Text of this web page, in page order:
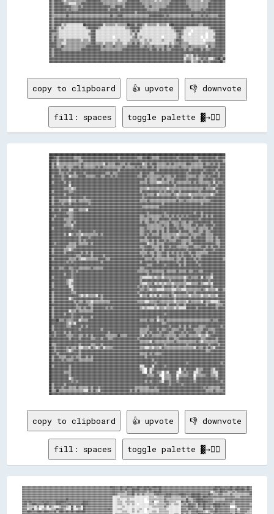
▓▓▒▒▓▓▓▓▓▓▓▓▒▒▒▒░░░░░░▒▒▒▒▓▓▓▓▓▓▓▓▓▓▓▓▓▓▓▓▓▓▒▒▒▒▒▒▒▒▒▒▒▒▒▒▒▒▒▒▓▓▓▓▓▓▓▓▓▓▓▓▓▓▒▒▒▒▒▒▒▒▒▒▒▒▒▒▒▒▒▒▒▒▒▒▓▓▓▓▓▓▓▓▓▓▓▓▓▓▒▒▒▒▒▒▒▒▒▒▒▒▒▒▒▒▒▒▓▓▓▓▓▓▓▓▓▓▓▓▓▓
▓▓▒▒▓▓▓▓▓▓▓▓▓▓▓▓▓▓▒▒▒▒▒▒▓▓▒▒▓▓▓▓▓▓▓▓▓▓▓▓▓▓▓▓▓▓▓▓▓▓▒▒▒▒▓▓▓▓▓▓▒▒▓▓▓▓▓▓▓▓▓▓▓▓▓▓▓▓▒▒▒▒▓▓▒▒▒▒▒▒▒▒▒▒▒▒▓▓▓▓▓▓▓▓▓▓▓▓▓▓▓▓▓▓▒▒▒▒▒▒▒▒▒▒▒▒▒▒▒▒▓▓▓▓▓▓▓▓▓▓▓▓▓▓
▓▓▒▒▓▓▓▓▓▓▓▓▓▓▒▒▓▓▒▒▒▒▒▒▓▓▓▓▓▓▓▓▓▓▓▓▓▓▓▓▓▓▓▓▓▓▓▓▒▒▓▓▓▓▓▓▒▒▓▓▓▓▓▓▓▓▓▓▓▓▓▓▓▓▓▓▓▓▓▓▒▒▒▒▒▒▒▒▒▒▓▓▓▓▓▓▓▓▓▓▓▓▓▓▓▓▓▓▓▓▓▓▓▓▓▓▒▒▒▒▒▒▒▒▓▓▒▒▓▓▓▓▓▓▓▓▓▓▓▓▓▓▓▓
▓▓▒▒▓▓▓▓▓▓▓▓▓▓▓▓▓▓▓▓▓▓▓▓▓▓▓▓▓▓▓▓▓▓▓▓▓▓▓▓▓▓▓▓▓▓▓▓▓▓▓▓▓▓▓▓▓▓▓▓▓▓▓▓▓▓▓▓▓▓▒▒▓▓▓▓▓▓▓▓▓▓▓▓▓▓▓▓▓▓▓▓▓▓▓▓▓▓▓▓▓▓▓▓▓▓▓▓▓▓▓▓▓▓▓▓▓▓▓▓▓▓▓▓▓▓▓▓▓▓▓▓▓▓▓▓▓▓▓▓▓▓▓▓
▓▓▒▒▒▒▒▒▒▒▒▒▒▒▓▓▒▒▒▒▒▒▒▒▒▒▒▒▒▒▒▒▒▒▒▒▒▒▒▒▒▒▒▒▒▒▒▒▒▒▓▓▒▒▒▒▓▓▓▓▒▒▒▒▒▒▒▒▒▒▒▒▒▒▒▒▒▒▒▒▒▒▓▓▓▓▓▓▓▓▓▓▓▓▒▒▓▓▒▒▒▒▒▒▒▒▒▒▒▒▒▒▒▒▒▒▓▓▒▒▒▒▒▒▓▓▒▒▓▓▒▒▒▒▒▒▒▒▓▓▓▓▓▓
▓▓▒▒▓▓▓▓▓▓▓▓▓▓▓▓▓▓▓▓▓▓▓▓▓▓▓▓▓▓▓▓▓▓▓▓▓▓▓▓▓▓▓▓▓▓▓▓▓▓▓▓▓▓▓▓▓▓▓▓▓▓▓▓▓▓▓▓▓▓▓▓▓▓▓▓▓▓▓▓▓▓▓▓▓▓▓▓▓▓▓▓▓▓▓▓▓▓▓▓▓▓▓▓▓▓▓▓▓▓▓▓▓▓▓▓▓▓▓▓▓▓▓▓▓▓▓▓▓▓▓▓▓▓▓▓▓▓▓▓▓▓▓▓
▓▓▒▒▓▓▓▓▓▓▓▓▓▓▓▓▓▓▓▓▓▓▓▓▓▓▓▓▓▓▓▓▓▓▓▓▓▓▓▓▓▓▓▓▓▓▓▓▓▓▓▓▓▓▓▓▓▓▓▓▓▓▓▓▓▓▓▓▓▓▓▓▓▓▓▓▓▓▓▓▓▓▓▓▓▓▓▓▓▓▓▓▓▓▓▓▓▓▓▓▓▓▓▓▓▓▓▓▓▓▓▓▓▓▓▓▓▓▓▓▓▓▓▓▓▓▓▓▓▓▓▓▓▓▓▓▓▓▓▓▓▓▓▓
▓▓▒▒▓▓▓▓▓▓░░▒▒░░░░░░░░░░░░░░██▓▓▓▓▓▓▓▓▓▓▓▓▓▓░░▒▒▒▒▒▒▒▒░░▒▒▒▒▒▒▒▒██▓▓▓▓▒▒▓▓▓▓▒▒░░▒▒▒▒▒▒▒▒░░▒▒▒▒▒▒░░▓▓██▓▓▓▓▓▓▓▓▓▓▓▓▓▓▓▓▓▓▓▓▒▒▒▒▓▓▓▓▓▓▓▓▓▓▓▓▓▓▓▓▓▓
▓▓▒▒▓▓▒▒░░▒▒░░░░░░░░░░░░░░░░░░▒▒▓▓▓▓▓▓▓▓▒▒░░░░░░░░░░░░░░░░░░░░▒▒▒▒▓▓▓▓▓▓▓▓▒▒░░░░░░░░░░░░░░░░░░░░░░░░▒▒▓▓▓▓▓▓▓▓▒▒░░░░░░░░░░░░░░░░░░▒▒▓▓▓▓▓▓▓▓▓▓▓▓
▓▓▓▓▓▓▒▒░░░░░░░░░░░░░░░░░░░░░░░░░░▓▓▓▓░░░░░░░░░░░░░░░░░░░░░░░░░░░░▒▒▓▓▒▒▓▓░░░░░░░░░░░░░░░░░░░░░░░░░░░░▒▒▓▓▓▓▒▒░░░░░░  ░░░░░░░░░░░░░░░░▒▒▓▓▓▓▓▓▓▓
▓▓▒▒▒▒▒▒░░░░░░░░░░░░░░░░░░░░░░░░▒▒▓▓▓▓░░░░░░░░░░░░░░░░░░░░░░░░░░░░▒▒░░▓▓░░░░░░░░░░░░░░░░░░░░░░░░░░░░░░░░▒▒▓▓▒▒░░░░  ░░░░░░░░░░░░  ░░░░░░▓▓▓▓▓▓▓▓
▓▓▒▒▓▓▒▒░░░░░░░░░░░░░░░░░░░░░░░░░░▓▓▓▓░░░░░░░░░░░░░░  ░░░░░░░░░░░░░░▒▒▓▓░░▒▒░░░░░░░░░░░░░░░░  ░░░░░░░░░░▒▒▓▓░░░░░░░░░░░░░░░░  ░░  ░░░░▒▒▓▓▓▓▓▓▓▓
▓▓▒▒▓▓▒▒▒▒▒▒░░▒▒▒▒▒▒▒▒▒▒▒▒░░▒▒▒▒░░▓▓▓▓░░░░░░░░░░░░░░░░░░▒▒░░░░░░░░▒▒▒▒▒▒▒▒░░░░▒▒░░▒▒░░░░░░░░▒▒░░░░░░░░▒▒▓▓▓▓▒▒░░░░░░░░░░░░░░░░  ░░░░░░░░▓▓▓▓▓▓▓▓
▓▓▓▓▓▓▒▒▒▒░░░░▒▒▒▒▒▒▒▒▒▒▒▒▒▒▒▒▒▒▒▒▓▓▓▓▒▒▒▒▒▒░░▒▒▒▒▒▒░░▒▒▒▒▒▒░░░░▒▒▒▒▓▓▒▒▓▓▒▒░░▒▒▒▒░░░░░░░░░░░░░░░░▒▒░░▒▒▒▒▓▓▒▒▒▒▒▒░░░░░░░░░░░░░░▒▒▒▒▒▒▒▒▓▓▓▓▓▓▓▓
▓▓▓▓▓▓▒▒▒▒▓▓▒▒▒▒▒▒▒▒▒▒▒▒▒▒▒▒▒▒▓▓▓▓▓▓▓▓▓▓▓▓▒▒▓▓▒▒▒▒▒▒▓▓▒▒▒▒▒▒▒▒▒▒▓▓▓▓▓▓▓▓▓▓▒▒▒▒▓▓▒▒▒▒▓▓▒▒▒▒▒▒▒▒▓▓▒▒▓▓▒▒▓▓▓▓▓▓▒▒▒▒▒▒▓▓▒▒▒▒▒▒▒▒▒▒▒▒░░▓▓▒▒▒▒▓▓▓▓▓▓▓▓
▓▓▒▒▓▓▓▓▓▓▒▒▒▒▒▒▒▒▒▒▒▒▒▒▒▒▓▓▓▓▓▓▓▓▓▓▓▓▓▓▓▓▒▒▒▒▒▒▒▒▒▒▒▒▒▒▒▒▒▒▓▓▓▓▓▓▓▓▓▓▓▓▓▓▓▓▓▓▓▓▓▓▒▒▓▓▓▓▒▒▓▓▒▒▓▓▒▒▒▒▓▓▓▓▓▓▓▓▓▓▒▒▓▓▒▒▒▒▓▓▓▓▓▓▒▒▓▓▒▒▒▒▓▓▓▓▓▓▓▓▓▓▓▓
▓▓▒▒▓▓▓▓▓▓▓▓▓▓▓▓▓▓▓▓▓▓▓▓▓▓▓▓▓▓▓▓▓▓▓▓▓▓▓▓▓▓▓▓▓▓▓▓▓▓▓▓▓▓▓▓▓▓▓▓▓▓▓▓▓▓▓▓▓▓▓▓▓▓▓▓▓▓▓▓▓▓▓▓▓▓▓▓▓▓▓▓▓▓▓▓▓▓▓▓▓▓▓▓▓▓▓▓▓▓▓▓▓▓▓▓▓▓▓▓▓▓▓▓▓▓▓▓▓▓▓▓▓▓▓▓▓▓▓▓▓▓▓▓
▓▓▒▒▓▓▓▓▓▓▓▓▓▓▓▓▓▓▓▓▓▓▓▓▓▓▓▓▓▓▓▓▓▓▓▓▓▓▓▓▓▓▓▓▓▓▓▓▓▓▓▓▓▓▓▓▓▓▓▓▓▓▓▓▓▓▓▓▓▓▓▓▓▓▓▓▓▓▓▓▓▓▓▓▓▓▓▓▓▓▓▓▓▓▓▓▓▓▓▓▓▓▓▓▓▓▓▓▓▓▒▒░░▒▒░░▓▓▒▒▓▓▓▓▓▓▓▓▓▓▓▓▓▓▓▓▓▓▓▓▒▒
▓▓▓▓▓▓▓▓▓▓▓▓▓▓▓▓▓▓▓▓▓▓▓▓▓▓▓▓▓▓▓▓▓▓▓▓▓▓▓▓▓▓▓▓▓▓▓▓▓▓▓▓▓▓▓▓▓▓▓▓▓▓▓▓▓▓▓▓▓▓▓▓▓▓▓▓▓▓▓▓▓▓▓▓▓▓▓▓▓▓▓▓▓▓▓▓▓▓▓▓▓▓▓▓▓▓▓▓▓▓░░▒▒▒▒░░▒▒░░▒▒▓▓▒▒▓▓░░░░▒▒▓▓██▒▒██
copy to clipboard 👍 upvote 👎 downvote
fill: spaces toggle palette ▓→✊🏽
████████████████████████████████████████████████████████████████████████████████████████████████████████████████████████████████████████████████
████▓▓▒▒▓▓▓▓▓▓▓▓▓▓▓▓▒▒▒▒▒▒▓▓▓▓▓▓▓▓▓▓▓▓▓▓▓▓▓▓▓▓▓▓▓▓▓▓▓▓▓▓▒▒▓▓▓▓▓▓▓▓▓▓▓▓▓▓▒▒▒▒▓▓▓▓██▓▓▒▒▒▒▒▒▓▓▓▓▓▓▓▓▓▓▓▓▓▓▒▒▓▓▓▓▓▓▓▓▓▓▓▓▒▒▒▒▓▓▓▓▓▓▓▓▓▓▓▓▓▓▒▒▓▓▓▓▓▓
██▓▓▓▓▒▒▓▓▓▓▓▓▓▓▓▓▓▓▓▓▓▓▒▒▒▒▓▓▓▓▓▓▓▓▓▓▓▓▓▓▓▓▓▓▓▓▓▓▓▓▓▓▓▓▓▓▓▓▓▓▓▓▓▓▓▓▓▓▓▓▓▓▓▓▓▓▓▓▓▓▓▓▓▓▓▓▓▓▓▓▓▓▓▓▓▓▓▓▓▓▓▓▓▓▓▓▓▓▓▓▓▓▓▓▓▓▓▓▓▓▒▒▓▓▓▓▓▓▓▓▓▓▓▓▓▓▓▓▓▓▒▒
██▒▒▓▓░░▒▒▒▒▒▒▒▒▒▒▒▒▒▒▒▒▒▒▓▓▒▒▒▒▒▒▒▒▒▒▒▒▒▒▒▒░░▓▓▒▒▒▒▒▒▓▓▓▓▒▒▒▒▓▓▒▒▓▓▓▓▓▓▓▓▓▓░░▒▒▓▓▒▒▓▓▓▓▒▒▒▒▒▒▒▒▓▓▒▒▓▓▒▒▒▒▒▒▒▒▒▒▓▓▓▓▒▒▒▒▒▒▒▒▒▒▓▓▒▒▒▒▓▓▒▒▓▓▒▒▓▓▓▓
██▒▒▓▓▒▒▒▒▒▒▓▓▒▒▒▒▒▒▓▓▓▓▒▒▓▓▒▒▒▒▒▒▒▒▒▒▓▓▒▒▓▓▒▒▒▒▒▒▒▒▒▒▒▒▒▒▒▒▓▓▒▒▒▒▒▒▒▒▓▓▒▒▓▓▒▒▒▒▓▓▓▓▒▒▓▓▒▒▒▒▒▒▒▒▒▒▒▒▒▒▒▒▒▒▓▓▒▒▒▒▒▒▒▒▒▒▒▒▒▒▒▒▒▒▓▓▓▓▓▓▓▓▓▓▓▓▒▒▓▓▓▓
██▓▓▓▓▓▓▒▒▓▓▓▓▓▓▒▒▓▓▓▓▓▓▓▓▓▓▓▓▓▓▓▓▓▓▓▓▓▓▓▓▓▓▓▓▓▓▓▓▓▓▓▓▓▓▒▒▓▓▓▓▓▓▓▓▓▓▓▓▓▓▓▓▓▓▓▓▓▓▓▓▓▓▓▓▓▓▒▒▓▓▓▓▓▓▓▓▓▓▓▓▓▓▓▓▓▓▓▓▓▓▓▓▒▒▓▓▓▓▓▓▓▓▓▓▒▒▓▓▓▓▓▓▓▓▒▒▓▓▓▓▓▓
██▓▓▓▓▓▓▒▒▒▒▓▓▒▒▓▓▓▓▒▒▓▓▓▓▓▓▒▒▓▓▓▓▓▓▓▓▓▓▓▓▓▓▓▓▒▒▒▒▓▓▒▒▒▒▓▓▓▓▓▓▓▓▓▓▓▓▓▓▓▓▓▓▒▒▓▓▓▓▓▓▒▒▒▒▓▓▓▓▓▓▓▓▓▓▓▓▓▓▓▓▓▓▓▓▓▓▓▓▓▓▒▒▓▓▓▓▓▓▓▓▓▓▒▒▓▓▓▓▓▓▓▓▒▒▓▓▒▒▓▓▓▓
██▒▒▓▓▓▓▓▓▒▒▓▓▓▓░░▒▒▒▒▒▒▓▓▓▓▓▓▒▒▒▒▒▒▒▒▓▓▓▓▒▒▒▒▓▓▓▓▒▒▓▓▒▒▓▓▓▓▓▓▓▓▓▓▓▓▓▓▓▓▒▒▒▒▓▓▓▓▒▒▒▒▒▒▒▒▒▒▒▒▓▓▒▒▒▒▒▒▓▓▒▒▓▓▓▓▓▓▓▓▒▒▒▒▒▒▒▒▓▓▒▒▒▒▒▒▓▓▒▒▓▓▓▓▓▓▒▒▓▓▓▓
██▓▓▓▓▓▓▓▓▒▒▓▓▓▓▓▓▓▓▓▓▓▓▓▓▓▓▓▓▓▓▓▓▓▓▓▓▓▓▓▓▓▓▓▓▓▓▓▓▓▓▓▓▓▓▓▓▓▓▓▓▓▓▓▓▓▓▓▓▓▓▓▓▓▓▓▓▒▒▓▓▒▒▒▒▒▒▓▓▓▓▒▒▓▓▒▒▒▒▒▒▓▓▓▓▓▓▓▓▓▓▒▒▓▓▓▓▓▓▓▓▒▒▒▒▓▓▓▓▓▓▓▓▒▒▓▓▓▓▓▓▓▓
██▒▒▓▓▓▓▓▓▓▓▒▒▓▓▒▒▓▓▓▓▓▓▓▓▓▓▓▓▓▓▓▓▓▓▓▓▓▓▓▓▓▓▓▓▓▓▓▓▓▓▓▓▓▓▓▓▓▓▓▓▓▓▓▓▓▓▓▓▓▓▓▓▒▒▒▒▒▒▓▓▒▒▒▒▒▒░░░░▒▒▒▒▒▒▓▓▒▒▓▓▒▒▒▒▒▒▒▒▒▒▒▒▓▓▒▒▓▓▒▒▒▒▒▒▒▒▒▒▓▓░░▓▓▒▒▒▒▓▓
██▓▓▓▓▓▓▓▓▓▓▓▓▓▓░░▓▓▓▓▓▓▓▓▓▓▓▓▓▓▓▓▓▓▓▓▓▓▓▓▓▓▓▓▓▓▓▓▓▓▓▓▓▓▓▓▓▓▓▓▓▓▓▓▓▓▓▓▓▓▓▓▓▓▓▓▓▓▓▓▓▓▓▓▓▓▓▓▓▓▓▓▓▓▓▓▓▓▓▓▒▒▓▓▓▓▓▓▓▓▓▓▓▓▓▓▓▓▓▓▓▓▓▓▓▓▓▓▒▒▓▓▓▓▒▒▓▓▓▓▓▓
██▓▓▓▓▓▓▓▓▓▓▒▒▒▒▒▒░░▒▒▓▓▓▓▓▓▓▓▓▓▓▓▓▓▓▓▓▓▓▓▓▓▓▓▓▓▓▓▓▓▓▓▓▓▓▓▓▓▓▓▓▓▓▓▓▓▓▓▓▓▓▓▒▒▒▒▒▒░░▒▒▒▒▒▒▒▒▒▒▒▒▒▒░░▒▒▒▒▒▒▒▒▒▒▒▒▒▒▒▒▒▒▒▒▒▒▒▒▒▒▒▒▓▓▒▒▒▒▒▒░░▓▓▓▓▓▓▓▓
██▒▒▓▓▓▓▓▓▓▓▓▓▓▓▒▒▒▒▓▓▓▓▓▓▓▓▓▓▓▓▓▓▓▓▓▓▓▓▓▓▓▓▓▓▓▓▓▓▓▓▓▓▓▓▓▓▓▓▓▓▓▓▓▓▓▓▓▓▓▓▓▓▒▒▓▓▓▓▓▓▓▓▓▓▓▓▓▓▒▒▓▓▒▒▓▓▓▓▒▒▓▓▓▓▒▒▓▓▓▓▓▓▓▓▓▓▓▓▓▓▒▒▓▓▓▓▓▓▓▓▓▓▓▓▒▒▓▓▓▓▓▓
██▓▓▓▓▓▓▓▓▓▓▒▒▓▓▓▓▓▓▓▓▓▓▓▓▓▓▓▓▓▓▓▓▓▓▓▓▓▓▓▓▓▓▓▓▓▓▓▓▓▓▓▓▓▓▓▓▓▓▓▓▓▓▓▓▓▓▓▓▓▓▓▓▓▓▒▒▓▓▒▒▒▒▒▒▓▓░░▒▒▒▒▒▒▒▒▒▒▓▓▒▒░░▒▒▒▒▒▒▒▒░░▒▒▒▒▒▒▒▒▒▒▒▒▒▒▒▒░░▒▒▓▓▓▓▓▓▓▓
██▒▒▓▓▓▓▓▓▓▓▓▓▓▓▒▒▓▓▓▓▓▓▓▓▓▓▒▒▓▓▓▓▓▓▓▓▓▓▓▓▓▓▓▓▓▓▓▓▓▓▓▓▓▓▓▓▓▓▓▓▓▓▓▓▓▓▓▓▓▓▓▓▓▓▒▒▓▓▓▓▓▓▓▓▓▓▓▓▓▓▓▓▓▓▓▓▓▓▓▓▓▓▒▒▓▓▓▓▓▓▓▓▓▓▒▒▓▓▓▓▓▓▓▓▒▒▓▓▓▓▓▓▓▓▓▓▓▓▓▓▓▓
██▒▒▓▓▓▓▒▒▒▒▒▒▒▒░░▒▒▒▒▓▓▒▒▒▒▒▒▒▒▒▒▓▓▓▓▓▓▓▓▓▓▓▓▓▓▓▓▓▓▓▓▓▓▓▓▓▓▓▓▓▓▓▓▓▓▓▓▓▓▓▓▒▒▒▒▒▒▓▓▒▒▒▒▒▒▒▒▒▒▒▒▒▒▒▒▒▒▒▒▒▒▓▓▒▒▒▒▓▓▒▒▒▒▒▒▒▒▒▒▒▒▒▒▒▒▒▒▒▒▓▓▓▓▓▓▓▓▓▓▓▓
██▒▒▓▓▓▓▓▓▒▒▓▓▓▓▒▒▓▓▓▓▓▓▓▓▓▓▓▓▓▓▒▒▓▓▓▓▓▓▓▓▓▓▓▓▓▓▓▓▓▓▓▓▓▓▓▓▓▓▓▓▓▓▓▓▓▓▓▓▓▓▓▓▓▓▓▓▓▓▓▓▓▓▓▓▓▓▓▓▓▓▒▒▓▓▓▓▓▓▓▓▓▓▓▓▓▓▓▓▓▓▓▓▓▓▓▓▓▓▓▓▓▓▒▒▓▓▓▓▓▓▓▓▓▓▓▓▓▓▓▓▓▓
██▓▓▓▓▓▓▓▓▓▓▓▓▓▓▓▓▓▓▓▓▓▓▓▓▓▓▓▓▓▓▓▓▓▓▓▓▓▓▓▓▓▓▓▓▓▓▓▓▓▓▓▓▓▓▓▓▓▓▓▓▓▓▓▓▓▓▓▓▓▓▓▓▓▓▒▒▒▒▒▒▒▒▒▒▒▒▒▒▓▓▓▓▓▓▓▓▓▓▓▓▓▓▓▓▓▓▓▓▓▓▓▓▓▓▓▓▓▓▓▓▓▓▓▓▓▓▓▓▓▓▓▓▓▓▓▓▓▓▓▓▓▓
██▒▒▓▓▓▓▒▒▓▓▓▓▓▓░░░░▓▓▓▓▒▒▒▒▒▒░░▓▓▓▓▓▓▓▓▓▓▓▓▓▓▓▓▓▓▓▓▓▓▓▓▓▓▓▓▓▓▓▓▓▓▓▓▓▓▓▓▓▓▓▓▓▓▓▓▓▓▓▓▓▓▓▓▓▓▓▓▓▓▓▓▓▓▓▓▓▓▓▓▓▓▓▓▓▓▓▓▓▓▓▓▓▓▓▓▓▓▓▓▓▓▓▓▓▓▓▓▓▓▓▓▓▓▓▓▓▓▓▓
██▓▓▓▓▓▓▓▓▓▓▓▓▒▒▒▒▒▒▓▓▓▓▓▓▓▓▓▓▓▓▓▓▓▓▓▓▓▓▓▓▓▓▓▓▓▓▓▓▓▓▓▓▓▓▓▓▓▓▓▓▓▓▓▓▓▓▓▓▓▓▓▓▓▓▓▓▓▓▒▒▓▓▓▓▓▓▓▓▓▓▓▓▒▒▓▓▓▓▓▓▓▓▓▓▓▓▓▓▓▓▓▓▓▓▓▓▒▒▓▓▓▓▒▒▓▓▓▓▓▓▓▓▓▓▓▓▓▓▓▓▓▓
██▓▓▒▒▓▓▓▓▓▓▓▓▓▓▒▒▒▒▓▓▓▓▓▓▓▓▓▓▓▓▓▓▓▓▓▓▓▓▓▓▓▓▓▓▓▓▓▓▓▓▓▓▓▓▓▓▓▓▓▓▓▓▓▓▓▓▓▓▓▓▓▓▒▒▒▒▓▓▒▒▒▒▒▒▒▒▒▒▒▒▓▓▒▒▒▒▓▓▒▒▓▓▒▒▓▓▒▒▓▓▒▒▓▓▓▓▓▓▓▓▓▓▒▒▓▓▒▒▓▓▒▒▓▓▓▓▓▓▓▓▓▓
██▒▒▓▓▓▓▓▓▓▓▒▒▒▒▒▒▒▒▓▓▓▓▓▓▓▓▓▓▓▓▓▓▓▓▓▓▓▓▓▓▓▓▓▓▓▓▓▓▓▓▓▓▓▓▓▓▓▓▓▓▓▓▓▓▓▓▓▓▓▓▓▓▒▒▒▒▒▒▒▒▓▓▒▒▒▒▒▒▓▓▓▓▓▓▓▓▒▒▓▓▓▓▓▓▒▒▓▓▓▓▓▓▓▓▓▓▓▓▓▓▒▒▓▓▓▓▓▓▓▓▓▓▓▓▓▓▓▓▓▓▓▓
██▓▓▓▓▓▓▓▓▓▓▓▓▒▒▒▒▓▓▒▒▓▓▓▓▓▓▓▓▓▓▓▓▓▓▓▓▓▓▓▓▓▓▓▓▓▓▓▓▓▓▓▓▓▓▓▓▓▓▓▓▓▓▓▓▓▓▓▓▓▓▓▓▒▒▓▓▒▒▒▒▓▓▓▓▒▒▓▓▒▒▒▒▒▒▒▒▓▓▒▒▒▒▒▒▓▓▒▒▒▒▓▓▒▒▒▒▓▓▓▓▓▓▓▓▓▓▓▓▓▓▒▒▓▓▓▓▓▓▓▓▓▓
██▓▓▓▓▓▓▓▓▓▓▒▒▒▒▒▒░░▓▓▓▓▓▓▓▓▓▓▓▓▓▓▓▓▓▓▓▓▓▓▓▓▓▓▓▓▓▓▓▓▓▓▓▓▓▓▓▓▓▓▓▓▓▓▓▓▓▓▓▓▓▓▓▓▓▓▓▓▒▒▒▒▒▒▒▒▒▒▒▒▓▓▒▒▒▒▓▓▓▓▒▒▒▒▓▓▒▒▒▒▒▒▒▒▓▓▓▓▒▒▓▓▓▓▒▒▓▓▓▓▓▓▒▒▓▓▓▓▓▓▓▓
██▒▒▓▓▓▓▓▓▓▓▓▓▓▓▓▓▒▒▓▓▓▓▓▓▓▓▓▓▓▓▓▓▓▓▓▓▓▓▓▓▓▓▓▓▓▓▓▓▓▓▓▓▓▓▓▓▓▓▓▓▓▓▓▓▓▓▓▓▓▓▓▓▒▒▒▒▓▓▒▒▒▒▒▒▒▒▒▒▒▒▒▒▓▓▒▒▓▓▓▓▓▓▒▒▓▓▓▓▒▒▒▒▒▒▒▒▒▒▓▓▒▒▒▒▒▒▒▒▓▓▒▒▓▓▓▓▓▓▓▓▓▓
██▓▓▓▓▓▓▓▓▓▓▓▓▓▓▓▓▓▓▓▓▓▓▒▒▓▓▓▓▓▓▓▓▓▓▒▒▓▓▓▓▓▓▓▓▓▓▓▓▓▓▓▓▓▓▓▓▓▓▓▓▓▓▓▓▓▓▓▓▓▓▓▓▒▒▒▒▓▓▓▓▒▒▓▓▓▓▒▒▓▓▒▒▓▓▒▒▓▓▓▓▓▓▓▓▒▒▓▓▓▓▓▓▒▒▒▒▓▓▓▓▒▒▒▒▓▓▒▒▒▒▓▓▓▓▓▓▓▓▓▓▓▓
██▓▓▓▓▓▓▓▓▓▓▒▒▓▓  ▒▒▓▓▒▒▒▒░░▒▒▒▒▒▒▒▒▒▒▒▒▓▓▒▒▓▓▓▓▓▓▓▓▓▓▓▓▓▓▓▓▓▓▓▓▓▓▓▓▓▓▓▓▓▓▒▒▒▒▓▓▒▒▓▓▒▒▒▒▒▒▓▓▒▒▒▒▒▒▒▒▒▒▒▒░░▒▒▒▒▒▒▒▒▓▓▒▒▒▒▒▒▒▒▓▓▓▓▒▒▒▒▒▒▓▓▓▓▓▓▓▓▓▓
██▓▓▓▓▓▓▓▓▓▓▓▓▓▓▓▓▓▓▓▓▓▓▒▒▓▓▓▓▓▓▒▒▓▓▓▓▓▓▓▓▓▓▓▓▓▓▓▓▓▓▓▓▓▓▓▓▓▓▓▓▓▓▓▓▓▓▓▓▓▓▓▓▓▓▓▓▒▒▓▓▓▓▓▓▓▓▓▓▓▓▒▒▒▒▒▒▒▒▓▓▒▒▒▒▓▓▓▓▓▓▓▓▒▒▓▓▒▒▓▓▓▓▓▓▓▓▒▒▒▒▒▒▓▓▒▒▓▓▓▓▓▓
██▓▓▓▓▓▓▓▓▓▓▓▓▓▓▓▓▓▓▓▓▓▓▒▒▓▓▒▒▓▓▓▓▓▓▓▓▓▓▓▓▓▓▓▓▓▓▓▓▓▓▓▓▓▓▓▓▓▓▓▓▓▓▓▓▓▓▓▓▓▓▓▓▒▒▒▒▒▒▒▒▓▓▒▒▓▓▒▒▓▓▓▓▒▒▓▓▒▒▒▒▒▒▓▓▓▓▒▒▒▒▒▒▒▒▓▓▓▓▓▓▓▓▓▓▓▓▒▒▒▒▒▒▓▓▒▒▒▒▓▓▓▓
██▓▓▒▒▓▓▓▓▓▓▓▓▓▓▒▒▒▒▒▒▓▓▒▒▒▒▒▒▒▒▓▓▒▒▓▓▓▓▓▓▓▓▓▓▓▓▓▓▓▓▓▓▓▓▓▓▓▓▓▓▓▓▓▓▓▓▓▓▓▓▓▓▓▓▓▓▓▓░░▒▒▒▒▓▓▒▒▒▒▒▒▓▓▓▓▓▓▓▓▓▓▓▓▓▓▒▒▒▒▓▓▒▒▒▒▓▓▓▓▓▓▓▓▓▓▓▓▓▓▓▓▓▓▒▒▒▒▓▓▓▓
██▓▓▓▓▓▓▓▓▓▓▓▓▒▒▒▒▒▒▒▒▓▓▓▓▓▓▓▓▓▓▓▓▓▓▓▓▓▓▓▓▓▓▓▓▓▓▓▓▓▓▓▓▓▓▓▓▓▓▓▓▓▓▓▓▓▓▓▓▓▓▓▓▒▒▒▒▓▓▓▓▓▓▒▒▒▒▒▒▓▓▒▒▓▓▓▓▒▒▓▓▓▓▒▒▒▒▒▒▒▒▒▒▓▓▓▓▒▒▒▒▒▒▓▓▓▓▒▒▓▓▒▒▓▓▓▓▒▒▓▓▓▓
██▒▒▓▓▓▓▓▓▓▓▒▒▒▒░░▒▒▓▓▓▓▓▓▓▓▓▓▓▓▓▓▓▓▓▓▓▓▓▓▓▓▓▓▓▓▓▓▓▓▓▓▓▓▓▓▓▓▓▓▓▓▓▓▓▓▓▓▓▓▓▓▓▓▒▒▓▓▓▓▓▓▓▓▒▒▒▒▓▓▒▒▓▓▓▓▓▓▓▓▓▓▓▓▓▓▓▓▓▓▒▒▓▓▓▓▓▓▓▓▓▓▓▓▒▒▓▓▓▓▓▓▒▒▓▓▓▓▓▓▓▓
██▒▒▓▓▓▓▓▓▓▓▒▒▓▓▓▓▓▓▓▓▓▓▓▓▒▒▓▓▒▒▓▓▒▒▓▓▓▓▓▓▓▓▓▓▓▓▓▓▓▓▓▓▓▓▓▓▓▓▓▓▓▓▓▓▓▓▓▓▓▓▓▓▒▒▒▒▒▒▓▓▒▒▒▒▓▓▒▒▒▒▓▓▓▓▒▒▓▓▒▒▓▓▒▒▓▓▒▒▓▓▓▓▒▒▓▓▓▓▒▒▒▒▒▒▒▒▒▒▓▓▓▓▓▓▓▓▓▓▓▓▓▓
██▓▓▓▓▓▓▓▓▓▓▓▓▓▓▓▓▓▓▓▓▒▒▒▒▓▓▓▓▓▓▓▓▒▒▓▓▓▓▓▓▓▓▒▒▓▓▓▓▓▓▓▓▓▓▓▓▓▓▓▓▓▓▓▓▓▓▓▓▓▓▓▓▓▓▒▒▓▓▓▓▓▓▒▒▓▓▒▒▒▒▓▓▓▓▒▒▓▓▓▓▓▓▒▒▓▓▒▒▓▓▓▓▓▓▒▒▓▓▒▒▒▒▓▓▓▓▓▓▓▓▓▓▓▓▓▓▓▓▓▓▓▓
██▒▒▓▓▓▓▓▓▓▓▓▓▓▓▒▒▒▒▒▒▓▓▒▒░░░░▒▒▒▒▒▒▒▒▒▒▓▓▓▓▓▓▒▒▒▒▓▓▓▓▓▓▓▓▓▓▓▓▓▓▓▓▓▓▓▓▓▓▓▓▓▓▓▓▒▒▒▒▒▒▓▓▒▒▒▒▒▒▒▒▒▒▒▒▒▒▒▒▓▓▒▒▒▒▓▓▒▒▓▓▓▓▓▓▒▒▓▓▒▒▓▓▓▓▓▓▓▓▓▓▓▓▓▓▓▓▓▓▒▒
██▓▓▓▓▓▓▓▓▓▓▓▓▒▒▓▓▒▒▓▓▓▓▓▓▓▓▓▓▓▓▓▓▓▓▓▓▓▓▓▓▒▒▓▓▓▓▓▓▓▓▓▓▓▓▓▓▓▓▓▓▓▓▓▓▓▓▓▓▓▓▓▓▒▒▓▓▓▓▓▓▓▓▓▓▓▓▒▒▓▓▓▓▓▓▓▓▓▓▓▓▓▓▒▒▓▓▓▓▒▒▓▓▓▓▓▓▓▓▒▒▓▓▓▓▓▓▓▓▓▓▓▓▓▓▓▓▓▓▓▓▓▓
██▓▓▓▓▓▓▓▓▓▓▓▓▓▓▓▓▓▓▓▓▓▓▓▓▓▓▓▓▓▓▓▓▓▓▓▓▓▓▓▓▓▓▓▓▓▓▓▓▓▓▓▓▓▓▓▓▓▓▓▓▓▓▓▓▓▓▓▓▓▓▓▓▓▓▓▓▓▓▒▒▒▒▓▓▓▓▓▓▓▓▓▓▒▒▓▓▓▓▓▓▓▓▓▓▒▒▓▓▒▒▓▓▓▓▓▓▓▓▓▓▒▒▓▓▓▓▓▓▓▓▓▓▓▓▓▓▓▓▓▓▓▓
██▒▒▓▓▓▓▒▒▒▒▓▓▓▓▒▒▒▒▓▓▓▓▒▒▒▒▒▒▒▒▒▒▓▓▒▒▒▒▒▒▒▒▓▓▓▓▓▓▓▓▓▓▓▓▓▓▓▓▓▓▓▓▓▓▓▓▓▓▓▓▓▓▒▒▒▒▓▓▓▓▓▓▓▓▓▓▓▓▓▓▓▓▓▓▓▓▓▓▓▓▓▓▓▓▓▓▓▓▓▓▓▓▓▓▓▓▓▓▓▓▓▓▓▓▓▓▓▓▓▓▓▓▓▓▓▓▓▓▓▓▓▓
██▓▓▓▓▓▓▓▓▓▓▓▓▓▓▓▓▒▒▓▓▒▒▓▓▓▓▓▓▓▓▓▓▓▓▓▓▓▓▓▓▓▓▓▓▓▓▓▓▓▓▓▓▓▓▓▓▓▓▓▓▓▓▓▓▓▓▓▓▓▓▒▒▒▒▒▒▒▒▒▒▓▓▒▒▒▒▒▒▒▒▒▒▓▓▒▒▒▒▒▒▒▒▓▓▒▒▒▒▒▒▓▓▒▒▒▒▓▓▓▓▒▒▒▒▓▓▓▓▓▓▓▓▓▓▓▓▓▓▓▓▓▓
██▓▓▓▓▓▓▓▓▓▓▒▒▓▓▓▓▒▒▓▓▓▓▓▓▓▓▓▓▓▓▓▓▓▓▓▓▓▓▓▓▓▓▓▓▓▓▓▓▓▓▓▓▓▓▓▓▓▓▓▓▓▓▓▓▓▓▓▓▓▓▓▓▓▓▓▓▓▓▒▒▓▓▓▓▓▓▓▓▓▓▒▒▓▓▓▓▓▓▓▓▓▓▓▓▓▓▓▓▓▓▓▓▓▓▓▓▓▓▓▓▓▓▓▓▓▓▓▓▓▓▒▒▓▓▓▓▓▓▓▓▓▓
██▒▒▓▓▓▓▓▓▓▓▓▓▓▓▓▓▒▒▓▓▓▓▓▓▓▓▓▓▓▓▓▓▓▓▓▓▓▓▓▓▓▓▓▓▓▓▓▓▓▓▓▓▓▓▓▓▓▓▓▓▓▓▓▓▓▓▓▓▓▓▓▓▒▒░░░░░░░░▒▒░░▒▒▒▒░░▒▒▒▒▒▒▒▒▒▒▒▒▒▒▒▒░░▒▒▓▓▒▒▒▒▒▒▓▓░░▓▓▒▒▒▒░░▓▓▓▓▓▓▓▓▓▓
██▓▓▓▓▓▓▓▓▓▓▓▓▒▒░░░░▓▓▓▓▓▓▓▓▓▓▓▓▓▓▓▓▓▓▓▓▓▓▓▓▓▓▓▓▓▓▓▓▓▓▓▓▓▓▓▓▓▓▓▓▓▓▓▓▓▓▓▓▓▓▒▒▓▓▓▓▓▓▓▓▓▓▓▓▓▓▓▓▓▓▓▓▓▓▒▒▓▓▓▓▓▓▓▓▓▓▒▒▓▓▓▓▓▓▓▓▓▓▓▓▓▓▓▓▓▓▒▒▓▓▓▓▓▓▓▓▓▓▓▓
██▒▒▓▓▓▓▓▓▓▓▓▓▒▒░░▒▒▓▓▓▓▓▓▓▓▓▓▓▓▓▓▓▓▓▓▓▓▓▓▓▓▓▓▓▓▓▓▓▓▓▓▓▓▓▓▓▓▓▓▓▓▓▓▓▓▓▓▓▓▓▓▒▒░░░░▒▒▒▒▓▓░░▒▒░░▒▒░░▒▒▒▒░░▒▒▒▒▒▒▒▒▒▒░░░░▒▒▒▒▒▒▓▓▒▒░░░░▒▒░░▓▓▓▓▓▓▓▓▓▓
██▒▒▓▓▓▓▓▓▓▓▓▓▓▓░░░░▓▓▓▓▓▓▓▓▓▓▓▓▓▓▓▓▓▓▓▓▓▓▓▓▓▓▓▓▓▓▓▓▓▓▓▓▓▓▓▓▓▓▓▓▓▓▓▓▓▓▓▓▒▒▓▓▒▒▓▓▒▒▓▓▓▓▓▓▓▓▓▓▒▒▓▓▓▓▓▓▒▒▓▓▒▒▓▓▓▓▒▒▓▓▓▓▓▓▓▓▓▓▓▓▓▓▓▓▓▓▓▓▒▒▓▓▓▓▓▓▓▓▓▓
██▓▓▓▓▓▓▓▓▓▓▓▓▓▓▓▓░░▓▓▓▓▓▓▓▓▓▓▓▓▓▓▓▓▓▓▓▓▓▓▓▓▓▓▓▓▓▓▓▓▓▓▓▓▓▓▓▓▓▓▓▓▓▓▓▓▓▓▓▓▓▓▒▒▒▒▓▓▒▒░░▒▒▒▒░░░░░░▒▒▒▒▒▒░░░░▒▒▒▒░░░░▒▒▒▒▒▒▒▒▒▒▒▒▓▓▒▒░░▒▒▒▒▒▒░░▓▓▓▓▒▒
██▒▒▓▓▓▓▓▓▓▓▓▓▓▓▓▓▒▒▒▒▓▓▓▓▓▓▓▓▓▓▓▓▓▓▓▓▓▓▓▓▓▓▓▓▓▓▓▓▓▓▓▓▓▓▓▓▓▓▓▓▓▓▓▓▓▓▓▓▓▓▒▒▓▓▓▓▓▓▓▓▓▓▓▓▓▓▓▓▓▓▓▓▓▓▓▓▓▓▒▒▓▓▓▓▓▓▓▓▓▓▒▒▓▓▓▓▒▒▓▓▓▓▓▓▓▓▓▓▓▓▓▓▓▓▓▓▓▓▓▓▓▓
██▒▒▓▓▓▓▓▓▓▓▓▓▓▓▓▓▓▓▓▓▓▓▒▒░░▒▒░░▒▒▒▒▒▒░░▓▓▒▒▓▓▓▓▓▓▓▓▓▓▓▓▓▓▓▓▓▓▓▓▓▓▓▓▓▓▓▓▓▓░░▒▒▒▒▓▓░░▒▒░░▓▓░░▒▒▒▒▒▒▓▓▒▒░░▒▒▒▒▒▒▒▒▒▒░░▒▒▒▒▒▒▒▒░░▒▒▒▒░░▒▒▒▒░░▓▓▓▓▓▓
██▒▒▓▓▓▓▓▓▓▓▓▓▓▓░░▒▒▓▓▓▓▓▓▓▓▓▓▓▓▓▓▓▓▓▓▓▓▓▓▒▒▓▓▓▓▓▓▓▓▓▓▓▓▓▓▓▓▓▓▓▓▓▓▓▓▓▓▓▓▓▓▓▓▓▓▓▓▓▓▓▓▓▓▓▓▓▓▓▓▓▓▓▓▓▓▓▓▓▓▒▒▓▓▓▓▓▓▓▓▓▓▓▓▓▓▓▓▓▓▓▓▓▓▓▓▓▓▓▓▓▓▓▓▓▓▓▓▓▓▓▓
██▒▒▓▓▓▓▓▓▓▓▓▓▓▓▓▓▓▓▒▒▓▓▒▒▒▒▓▓▒▒▒▒░░▒▒▒▒▒▒▒▒▒▒▒▒▒▒▓▓▓▓▓▓▓▓▓▓▓▓▓▓▓▓▓▓▓▓▓▓▒▒▒▒▒▒░░░░▒▒▒▒▒▒▓▓▒▒▒▒▒▒▒▒▒▒▒▒░░▒▒▒▒▒▒▒▒░░▓▓▒▒▒▒▒▒▒▒░░▓▓▒▒▒▒░░░░░░▒▒▓▓▓▓
██▓▓▓▓▓▓▓▓▓▓▓▓▓▓▓▓▓▓▓▓▒▒▓▓▓▓▓▓▓▓▒▒▒▒▓▓▓▓▓▓▓▓▓▓▓▓▓▓▓▓▓▓▓▓▓▓▓▓▓▓▓▓▓▓▓▓▓▓▓▓▓▓▓▓▓▓▓▓▓▓▓▓▓▓▒▒▓▓▓▓▓▓▓▓▒▒▓▓▓▓▓▓▒▒▓▓▓▓▒▒▓▓▓▓▓▓▓▓▓▓▓▓▓▓▓▓▒▒▓▓▓▓▓▓▒▒▒▒▒▒▓▓
██▒▒▓▓▓▓▓▓▓▓▓▓▓▓▓▓▓▓▓▓▒▒▒▒▓▓▒▒▓▓▓▓▒▒▓▓▓▓▓▓▓▓▓▓▒▒▓▓▒▒▓▓▓▓▓▓▓▓▓▓▓▓▓▓▓▓▓▓▓▓▓▓▒▒░░▒▒░░░░░░▒▒░░▒▒▒▒░░▒▒▒▒▒▒░░▒▒░░░░░░▓▓▓▓▓▓▓▓▒▒▓▓▓▓▓▓▓▓▓▓▓▓▓▓▒▒▓▓▓▓▓▓
██▒▒▓▓▓▓▓▓▓▓▓▓▓▓░░▒▒▒▒▓▓▒▒▒▒▒▒▒▒▒▒▒▒▓▓▓▓▓▓▓▓▓▓▓▓▓▓▓▓▓▓▓▓▓▓▓▓▓▓▓▓▓▓▓▓▓▓▓▓▓▓▓▓▓▓▓▓▓▓▓▓▓▓▓▓▓▓▓▓▓▓▓▓▓▓▓▓▓▓▓▓▓▓▓▓▓▓▓▓▓▓▓▓▓▓▓▓▓▓▓▓▓▓▓▓▓▓▓▓▓▓▓▓▓▓▓▓▓▓▓▓
██▒▒▓▓▓▓▓▓▓▓▒▒▓▓▓▓▒▒▓▓▓▓▓▓▓▓▓▓▓▓▓▓▓▓▓▓▓▓▓▓▓▓▓▓▓▓▓▓▓▓▓▓▓▓▓▓▓▓▓▓▓▓▓▓▓▓▓▓▓▓▓▓▓▓▓▓▓▓▓▓▓▓▓▓▓▓▓▓▓▓▓▓▒▒▓▓▓▓▓▓▓▓▓▓▓▓▓▓▓▓▓▓▓▓▓▓▓▓▓▓▓▓▓▓▓▓▓▓▓▓▓▓▓▓▓▓▓▓▓▓▓▓
██▒▒▓▓▓▓▓▓▓▓▓▓▓▓▓▓▒▒▓▓▓▓▓▓▒▒▓▓▓▓▓▓▒▒▓▓▓▓▓▓▓▓▓▓▓▓▓▓▓▓▓▓▓▓▓▓▓▓▓▓▓▓▓▓▓▓▓▓▓▓▓▓▓▓▓▓▓▓▓▓▓▓▓▓▓▓▒▒▓▓▓▓▓▓▓▓▓▓▓▓▓▓▓▓▓▓▓▓▓▓▓▓▓▓▓▓▓▓▓▓▓▓▓▓▓▓▓▓▓▓▓▓▓▓▓▓▓▓▓▓▓▓
██▓▓▓▓██▒▒▒▒▓▓▒▒▒▒▒▒▓▓▓▓░░▒▒▒▒▒▒▓▓▓▓▓▓▓▓▓▓▓▓▓▓▓▓▓▓▓▓▓▓▓▓▓▓▓▓▓▓▓▓▓▓▓▓▓▓▓▓▓▓▒▒▒▒▒▒▓▓▒▒▒▒▓▓░░▒▒▒▒▓▓▒▒▒▒▒▒▒▒▒▒▒▒▒▒▒▒▒▒▒▒▒▒▒▒▒▒▒▒▒▒▒▒▒▒▒▒▓▓▒▒▒▒▓▓▓▓▓▓
██▓▓▓▓▓▓▓▓▓▓▓▓▒▒░░▒▒░░▓▓▓▓▓▓▓▓▓▓▓▓▓▓▓▓▓▓▓▓▓▓▓▓▓▓▓▓▓▓▓▓▓▓▓▓▓▓▓▓▓▓▓▓▓▓▓▓▓▓▓▓▓▓▓▓▓▓▓▓▓▓▓▓▓▓▓▓▓▓▒▒▒▒▓▓▓▓▓▓▓▓▓▓▓▓▓▓▓▓▓▓▓▓▓▓▓▓▓▓▓▓▓▓▓▓▓▓▓▓▓▓▓▓▓▓▓▓▓▓▓▓
██▒▒▓▓▓▓▓▓▓▓▓▓▒▒▒▒▓▓▓▓▓▓▓▓▒▒▓▓▒▒▓▓▓▓▓▓▓▓▓▓▓▓▓▓▓▓▓▓▓▓▓▓▓▓▓▓▓▓▓▓▓▓▓▓▓▓▓▓▓▓▓▓▓▓▓▓▓▓▒▒▓▓▓▓▓▓▓▓▓▓▓▓▓▓▓▓▒▒▓▓▓▓▓▓▒▒▓▓▒▒▓▓▒▒▓▓▓▓▓▓▒▒▒▒▒▒▓▓▓▓▓▓▓▓▓▓▓▓▒▒▓▓
██▒▒▓▓▓▓▓▓▓▓▓▓▓▓▓▓▓▓▓▓▓▓▒▒▓▓▓▓▓▓▓▓▓▓▓▓▓▓▓▓▒▒▓▓▓▓▓▓▓▓▓▓▓▓▓▓▓▓▓▓▓▓▓▓▓▓▓▓▓▓▓▓▒▒▒▒▒▒▒▒▓▓▓▓▓▓▒▒▓▓▒▒▒▒▓▓▓▓▒▒▒▒▒▒▓▓▓▓▒▒▓▓▓▓▓▓▒▒▒▒▒▒▒▒▓▓▓▓▒▒▒▒▒▒▓▓▓▓▓▓▓▓
██▓▓▒▒▓▓▓▓▓▓▒▒▓▓▒▒▓▓▓▓▓▓▓▓▓▓▓▓▓▓▓▓▓▓▓▓▓▓▓▓▓▓▓▓▓▓▒▒▓▓▓▓▓▓▓▓▓▓▓▓▓▓▓▓▓▓▓▓▓▓▓▓▒▒▒▒▒▒▓▓▒▒▓▓▓▓▓▓▒▒▓▓▓▓▓▓▒▒▒▒▓▓▓▓▓▓▒▒▓▓▒▒▓▓▓▓▓▓▒▒▒▒▓▓▓▓▒▒▓▓▓▓▒▒▓▓▓▓▓▓▓▓
▓▓▓▓▒▒▓▓▓▓▓▓▓▓▒▒▒▒▒▒▓▓▓▓▒▒▒▒▓▓▒▒▓▓▒▒▓▓▓▓▓▓▓▓▓▓▒▒▒▒▒▒▒▒▒▒██▒▒▒▒▒▒▓▓▓▓▓▓▓▓▓▓▒▒░░▓▓▒▒▓▓▒▒▒▒▒▒▒▒▓▓▒▒▒▒▒▒▒▒▒▒▓▓▒▒▒▒▒▒▓▓▒▒▒▒▒▒▒▒░░▒▒▒▒░░▒▒▓▓▓▓▓▓▓▓▓▓▓▓
██▓▓▓▓▓▓▓▓▓▓▓▓▓▓▒▒▓▓▓▓▓▓▒▒▓▓▓▓▓▓▓▓▒▒▒▒▓▓▓▓▒▒▓▓▓▓▒▒▒▒▓▓▓▓▓▓▓▓▓▓▓▓▓▓▓▓▓▓▓▓▒▒▓▓▓▓▓▓▓▓▓▓▓▓▓▓▓▓▓▓▓▓▓▓▒▒▓▓▓▓▒▒▒▒▓▓▓▓▓▓▓▓▓▓▓▓▓▓▓▓▓▓▒▒▒▒▓▓▓▓▓▓▓▓▒▒▓▓▓▓▓▓
██▓▓▓▓▓▓▓▓▓▓▓▓▓▓▓▓▓▓▓▓▓▓▓▓▓▓▓▓▓▓▓▓▓▓▓▓▓▓▓▓▓▓▓▓▓▓▓▓▓▓▓▓▓▓▓▓▓▓▓▓▓▓▓▓▓▓▓▓▓▓▓▓▒▒▒▒▒▒▒▒░░▓▓▒▒▒▒▒▒▒▒▒▒▒▒▒▒▒▒▓▓▒▒▒▒▒▒▒▒▒▒▒▒▒▒▒▒▓▓▒▒░░▒▒▒▒▒▒▒▒▒▒▒▒▓▓▓▓▓▓
██▒▒▒▒▓▓▓▓▓▓▓▓▓▓▓▓▓▓▓▓▓▓▒▒▓▓▓▓▓▓▓▓▒▒▒▒▓▓▓▓▒▒▓▓▓▓▓▓▓▓▓▓▓▓▓▓▓▓▓▓▓▓▓▓▓▓▓▓▓▓▓▓▓▓▓▓▓▓▓▓▓▓▓▓▓▓▓▓▓▓▓▓▒▒▓▓▓▓▓▓▓▓▓▓▓▓▓▓▓▓▒▒▓▓▓▓▓▓▓▓▓▓▓▓▓▓▓▓▒▒▓▓▓▓▓▓▒▒▓▓▓▓
██▓▓▒▒▓▓▓▓▓▓▓▓▒▒▓▓▒▒▒▒▓▓░░░░▒▒▒▒░░▓▓▒▒░░▒▒▓▓░░▒▒▒▒▒▒▓▓▓▓▓▓▓▓▓▓▓▓▓▓▓▓▓▓▓▓▓▓▒▒▒▒░░░░▒▒░░▒▒▒▒░░▓▓▒▒▒▒▒▒▒▒▒▒▒▒▒▒▒▒▒▒▒▒▒▒▒▒░░▓▓▒▒▒▒▓▓▒▒▓▓▒▒░░▓▓▓▓▓▓▓▓
██▓▓▒▒▓▓▓▓▓▓▓▓▒▒░░▒▒▓▓▓▓▒▒▓▓▓▓▓▓▓▓▓▓▓▓▓▓▓▓▓▓▓▓▓▓▓▓▓▓▓▓▓▓▓▓▓▓▓▓▓▓▓▓▓▓▓▓▓▓▓▓▓▓▓▓▓▓▓▓▓▓▓▓▓▓▓▓▓▓▓▓▓▓▓▓▓▓▓▓▓▓▓▓▓▓▓▓▓▓▓▓▓▓▓▓▓▓▓▓▓▓▓▓▓▓▒▒▒▒▓▓▓▓▓▓▓▓▓▓▓▓
██▓▓▓▓▒▒▓▓▓▓▓▓▓▓▓▓▓▓▓▓▓▓▒▒▓▓▓▓▓▓▓▓▓▓▓▓▓▓▓▓▓▓▓▓▓▓▓▓▓▓▓▓▓▓▓▓▓▓▓▓▓▓▓▓▓▓▓▓▓▓▓▓▒▒▒▒▒▒▓▓▒▒▓▓▒▒▒▒▒▒▓▓▓▓▓▓▓▓▓▓▓▓▓▓▓▓▓▓▓▓▓▓▓▓▓▓▓▓▓▓▓▓▓▓▓▓▓▓▓▓▓▓▓▓▓▓▓▓▓▓▓▓
██▒▒▓▓▓▓▒▒▒▒▒▒▓▓▓▓▒▒▓▓▒▒▒▒▓▓▓▓▒▒▓▓▒▒▓▓▓▓▓▓▓▓▓▓▓▓▓▓▓▓▓▓▓▓▓▓▓▓▓▓▓▓▓▓▓▓▓▓▓▓▓▓▓▓▓▓▒▒▓▓▓▓▓▓▓▓▓▓▓▓▓▓▓▓▓▓▓▓▓▓▓▓▓▓▓▓▓▓▓▓▓▓▓▓▓▓▓▓▓▓▓▓▓▓▓▓▓▓▓▓▓▓▓▓▓▓▓▓▓▓▓▓
██▒▒▓▓▓▓▓▓▒▒▓▓▒▒▒▒▒▒▓▓▓▓▒▒▒▒▒▒▒▒▒▒▒▒▓▓▓▓▓▓▓▓▓▓▓▓▓▓▓▓▓▓▓▓▓▓▓▓▓▓▓▓▓▓▓▓▓▓▓▓▓▓▓▓▓▓▓▓▓▓▓▓▒▒▓▓▓▓▓▓▓▓▓▓▓▓▓▓▓▓▓▓▓▓▓▓▓▓▓▓▓▓▓▓▓▓▓▓▓▓▓▓▓▓▓▓▓▓▓▓▓▓▓▓▓▓▓▓▓▓▓▓
██▓▓▓▓▓▓▓▓▓▓▓▓▓▓▓▓▓▓▓▓▓▓▓▓▓▓▓▓▓▓▓▓▓▓▓▓▓▓▓▓▓▓▓▓▓▓▓▓▓▓▓▓▓▓▓▓▓▓▓▓▓▓▓▓▓▓▓▓▓▓▓▓▓▓▓▓▓▓▓▓▓▓▓▓▒▒▓▓▓▓▓▓▓▓▓▓▓▓▓▓▓▓▓▓▓▓▓▓▓▓▒▒▓▓▓▓▓▓▓▓▓▓▓▓▓▓▓▓▓▓▓▓▓▓▓▓▓▓
copy to clipboard 👍 upvote 👎 downvote
fill: spaces toggle palette ▓→✊🏽
▓▓▓▓▓▓▓▓▓▓▓▓▓▓▓▓▓▓▓▓▓▓▓▓▓▓▓▓▓▓▓▓▓▓▓▓▓▓▓▓▓▓▓▓▓▓▓▓▓▓▓▓▓▓▓▓▓▓▓▓▓▓▓▓▓▓▓▓▓▓▓▓████▓▓▓▓██▓▓▓▓████▓▓▓▓████▓▓████▓▓████████▓▓▓▓▓▓▓▓▓▓▓▓▓▓▓▓▓▓▓▓▓▓▓▓▓▓▓▓▓▓▓▓▓▓▓▓▓▓▓▓▓▓▓▓████▓▓▓▓▓▓▓▓██▓▓▓▓██▓▓▓▓▓▓██▓▓
▓▓▓▓▓▓▓▓▓▓▓▓▓▓▓▓▓▓▓▓▓▓▓▓▓▓▓▓▓▓▓▓▓▓▓▓▓▓▓▓▓▓▓▓▓▓▓▓▓▓▓▓▓▓▓▓▓▓▓▓▓▓▓▓▓▓▓▓▓▓▓▓▓▓██▓▓▓▓██▓▓██▓▓▓▓██████▓▓▓▓██▓▓██▓▓▓▓▓▓██▓▓▓▓▓▓▓▓▓▓▓▓▓▓▓▓▓▓▓▓▓▓▓▓▓▓▓▓▓▓▓▓▓▓▓▓▓▓▓▓▓▓████▓▓████▓▓████▓▓████████▓▓██▓▓
▓▓▓▓▓▓▓▓▓▓▓▓▓▓▓▓▓▓▓▓▓▓▓▓▓▓▓▓▓▓▓▓▓▓▓▓▓▓▓▓▓▓▓▓▓▓▓▓▓▓▓▓▓▓▓▓▓▓▓▓▓▓▓▓▓▓▓▓▓▓▓▓▓▓██▓▓▓▓▓▓▓▓▒▒▓▓▓▓██▓▓▓▓▓▓▓▓▓▓▒▒▓▓▓▓██████▓▓▓▓▓▓▓▓▓▓▓▓▓▓▓▓▓▓▓▓▓▓▓▓▓▓▓▓▓▓▓▓▓▓▓▓▓▓▓▓░░▒▒▓▓▓▓██▓▓▓▓▒▒▒▒▓▓▒▒▓▓▓▓▓▓▓▓▓▓██
▓▓▓▓▓▓▓▓▓▓▓▓▓▓▓▓▓▓▓▓▓▓▓▓▓▓▓▓▓▓▓▓▓▓▓▓▓▓▓▓▓▓▓▓▓▓▓▓▓▓▓▓▓▓▓▓▓▓▓▓▓▓▓▓▓▓▓▓▓▓▓▓▓▓██▓▓▒▒▒▒▒▒▒▒▓▓▓▓██▒▒▓▓▒▒▓▓▒▒▒▒▒▒▒▒▓▓██▓▓▓▓▓▓████▓▓▓▓▓▓██████▓▓▓▓████████▓▓▓▓▓▓██▓▓▒▒▒▒▓▓▓▓▒▒▒▒▒▒▓▓▒▒▒▒▒▒▒▒▒▒▒▒▒▒██
▓▓▓▓▓▓▓▓▓▓▓▓▓▓▓▓▓▓▓▓▓▓▓▓▓▓▓▓▓▓▓▓▓▓▓▓▓▓▓▓▓▓▓▓▓▓▓▓▓▓▓▓▓▓▓▓▓▓▓▓▓▓▓▓▓▓▓▓▓▓▓▓▓▓░░░░░░▒▒▒▒▒▒▒▒▒▒▒▒░░░░░░░░░░░░▒▒▒▒░░▒▒▒▒▒▒▓▓▓▓▓▓▒▒▒▒▒▒▒▒▓▓▓▓▒▒▓▓████████▓▓████▓▓▓▓▓▓▓▓▓▓▓▓▓▓▓▓▓▓▓▓▓▓▒▒▒▒▓▓▓▓▓▓▓▓▓▓
▓▓▓▓▓▓▓▓▓▓▓▓▓▓▓▓▓▓▓▓▓▓▓▓▓▓▓▓▓▓▓▓▓▓▓▓██▓▓▓▓▓▓▓▓▓▓▓▓▓▓▓▓▓▓▓▓▓▓▓▓▓▓▓▓▓▓▓▓▓▓▓▓░░░░▒▒░░░░░░▒▒░░░░░░░░░░░░  ░░▒▒▒▒▒▒▒▒▒▒▒▒▓▓▒▒▒▒▒▒▒▒▒▒▒▒▒▒▒▒██▒▒▒▒▓▓██████▓▓▓▓▓▓▓▓▒▒▒▒▒▒▒▒▒▒▓▓▓▓▓▓▓▓▓▓▓▓▓▓▓▓▓▓▓▓▓▓
▓▓██▓▓██▓▓▓▓▓▓▓▓██▓▓██▓▓▓▓▓▓████████▓▓▓▓▓▓▓▓▓▓▓▓▓▓████▓▓▓▓▓▓▓▓▓▓▓▓▓▓▓▓▓▓▓▓░░░░▒▒▒▒░░▒▒▒▒▒▒▒▒░░░░░░░░    ▒▒▓▓  ░░▒▒▒▒▓▓▓▓▒▒▒▒▒▒░░░░██▓▓██▓▓▒▒▓▓██████████▓▓▓▓▒▒▓▓▓▓▓▓▓▓▓▓▓▓▓▓▒▒▓▓▓▓▓▓▓▓▓▓▓▓▓▓
▓▓██▒▒▓▓████▓▓▓▓▓▓████▓▓▓▓▓▓████▓▓▓▓▓▓██▓▓▓▓▓▓▓▓██████▓▓▓▓▓▓▓▓▓▓▓▓▓▓▓▓▓▓▓▓░░░░▒▒▒▒░░░░▒▒░░▒▒░░  ░░░░░░░░▒▒▒▒░░▒▒▒▒▒▒▒▒▓▓▒▒░░▒▒▒▒░░▒▒▓▓▒▒██▓▓▓▓▒▒██▓▓██▓▓▓▓▓▓██████▓▓██▓▓▓▓▒▒▒▒▓▓▓▓▓▓▓▓▓▓▓▓▒▒
▓▓▓▓▒▒▒▒▒▒░░▓▓░░░░▓▓░░▓▓▒▒░░░░▒▒▓▓▓▓▒▒░░██░░▓▓▓▓░░██▓▓▓▓▓▓▓▓▓▓▓▓▓▓▓▓▓▓▓▓▓▓░░░░░░░░▒▒░░░░░░░░░░░░░░░░░░░░░░▒▒▒▒▒▒▒▒▒▒▓▓▒▒░░░░░░░░░░▓▓▓▓▓▓████▓▓▒▒▓▓▓▓██▓▓▓▓▒▒▓▓████▓▓▓▓▓▓▓▓    ▒▒▓▓▓▓▓▓▓▓▓▓▓▓
▓▓▓▓░░▒▒██░░▒▒  ▒▒▒▒░░░░▒▒▒▒██▓▓▓▓▒▒░░░░██░░░░▒▒░░██▓▓▓▓▓▓▓▓▓▓▓▓▓▓▓▓▓▓██▓▓░░░░▒▒▒▒░░░░░░░░▒▒░░░░▒▒░░  ▒▒░░░░░░░░▒▒▒▒▒▒░░░░░░░░░░░░▓▓▓▓▒▒██▓▓▓▓▓▓▒▒▒▒██▓▓▓▓▓▓▒▒██▓▓▓▓▓▓▓▓▓▓▒▒▒▒▓▓░░▓▓▓▓▓▓▓▓▒▒
▓▓▓▓████▓▓▓▓████▓▓████▓▓▓▓██▒▒████▓▓██▓▓██▓▓████████▓▓▓▓▓▓▓▓▓▓▓▓▓▓▓▓▓▓▓▓▓▓░░░░░░░░▒▒▒▒░░░░▒▒░░▒▒░░░░  ░░░░▒▒▒▒░░▒▒▒▒▒▒▒▒░░░░░░░░░░▓▓▓▓▓▓▒▒▓▓▓▓██▓▓▓▓▒▒░░▒▒▓▓▓▓██▓▓▓▓▓▓▓▓▓▓▒▒▒▒▓▓▒▒▓▓▓▓▓▓▒▒▒▒
▓▓▓▓▓▓▓▓▓▓▓▓▓▓▓▓▓▓▓▓▓▓▓▓▓▓▓▓▓▓▓▓▓▓▓▓▓▓▓▓▓▓▓▓▓▓▓▓▓▓▓▓▓▓▓▓▓▓▓▓▓▓▓▓▓▓▓▓▓▓▓▓▓▓░░▒▒▒▒▒▒▒▒▒▒▒▒░░░░░░░░░░░░░░░░▒▒▒▒▒▒▒▒▒▒▒▒▒▒▒▒░░░░▒▒▒▒░░▓▓▒▒▓▓▒▒▓▓▓▓▓▓████▓▓▓▓▓▓▒▒▓▓▓▓▓▓▓▓▓▓▓▓▓▓▓▓▒▒██▓▓▓▓▓▓▒▒▒▒▒▒
▓▓▓▓▓▓▓▓▓▓▓▓▓▓▓▓▓▓▓▓▓▓▓▓▓▓▓▓▓▓▓▓▓▓▓▓▓▓▓▓▓▓▓▓▓▓▓▓▓▓▓▓▓▓▓▓▓▓▓▓▓▓▓▓▓▓▓▓▓▓▓▓▓▓▒▒▒▒░░░░▒▒▒▒▒▒▒▒▒▒░░░░░░░░░░░░▒▒░░░░░░░░▒▒▒▒▒▒▒▒░░░░░░░░▒▒▒▒▓▓▓▓▓▓▓▓████▒▒▒▒██▓▓▒▒▓▓▓▓▓▓▓▓▓▓▓▓▓▓▓▓▓▓▓▓▓▓▓▓▓▓▒▒▒▒▒▒
▓▓▓▓▓▓▓▓▓▓▓▓▓▓▓▓▓▓▓▓▓▓▓▓▓▓▓▓▓▓▓▓▓▓▓▓▓▓▓▓▓▓▓▓▓▓▓▓▓▓▓▓▓▓▓▓▓▓▓▓▓▓▓▓▓▓▓▓▓▓▓▓▓▓▒▒▒▒▒▒▒▒░░░░░░░░░░░░▒▒░░▒▒░░▒▒▒▒▒▒▒▒░░▒▒▒▒░░▒▒░░  ░░░░░░▒▒▒▒░░▒▒░░▒▒░░░░▓▓▓▓▒▒▓▓▓▓▒▒▒▒▒▒▒▒▒▒▒▒▓▓▓▓▓▓▓▓▓▓▓▓▓▓▒▒▒▒▒▒
▓▓██████████▓▓▓▓▓▓██████▓▓▓▓▓▓▓▓▓▓████▓▓██▓▓▓▓▓▓██▓▓████▓▓██████▓▓▓▓▓▓██▓▓░░░░▒▒▒▒░░▒▒░░░░░░▒▒▒▒░░▒▒░░▒▒▒▒▒▒  ░░▒▒▒▒░░▒▒░░░░░░░░▒▒▓▓▓▓▓▓▓▓▓▓▓▓▒▒▓▓▓▓▓▓▓▓▓▓▒▒▓▓▒▒▒▒▒▒▒▒▒▒▒▒▓▓▓▓▒▒▒▒▒▒▒▒▒▒▒▒▒▒
▓▓██▓▓████▓▓▓▓▓▓▓▓████▓▓▓▓████▓▓▓▓████▓▓▓▓██▓▓▓▓██████▓▓██████████▓▓▓▓██▓▓░░░░▒▒▒▒░░░░▒▒░░░░░░▒▒░░░░▒▒▒▒▒▒▒▒░░▒▒▒▒░░░░░░▒▒░░  ▒▒▒▒▓▓▓▓░░████▓▓▓▓▓▓▒▒▓▓▓▓▓▓▓▓▓▓▒▒▒▒▒▒▒▒▒▒▒▒▒▒▒▒▒▒▒▒▒▒▒▒▒▒▒▒▒▒
▓▓██░░▒▒▒▒▒▒░░██▒▒░░░░██░░░░░░██░░▓▓▓▓░░░░▓▓░░░░░░░░░░  ░░▒▒▒▒▒▒██▓▓▓▓▓▓▓▓░░░░▒▒▒▒░░▒▒▒▒▒▒▒▒▒▒▒▒░░░░░░▒▒▒▒▒▒▒▒▒▒▒▒░░░░  ░░░░░░▒▒▒▒▓▓░░░░▒▒▓▓██▓▓▓▓▓▓▓▓▓▓▒▒▓▓▒▒▒▒▒▒▒▒▒▒▒▒░░▒▒▒▒▒▒▒▒▒▒▒▒▒▒▒▒▓▓
▓▓████████████████████████████████▓▓████▓▓▓▓████████████████████▓▓▓▓▓▓▓▓▓▓░░░░░░▒▒░░▒▒▒▒▒▒▒▒▒▒░░░░░░▒▒▒▒▒▒░░▒▒░░░░░░░░░░░░░░░░░░░░▓▓▓▓██▓▓▓▓▓▓▒▒▒▒▒▒▒▒░░▓▓▓▓▓▓▒▒▒▒▒▒▒▒▒▒▒▒▒▒▒▒▒▒▒▒▒▒▒▒▒▒▓▓▓▓
▓▓▓▓▓▓████▓▓██████▓▓▓▓████▓▓████▓▓████▓▓▓▓▓▓▓▓▓▓▓▓▓▓████▓▓████▓▓██▓▓▓▓▓▓▓▓░░▒▒░░░░░░░░▒▒▒▒▒▒▒▒░░░░░░░░░░░░░░░░▓▓▒▒▒▒░░░░▒▒░░░░░░▒▒▒▒▓▓▓▓▓▓░░▒▒▒▒██▒▒▓▓▓▓▓▓▓▓▒▒▒▒▒▒▒▒▒▒▒▒▒▒▒▒▒▒▒▒▒▒▒▒▒▒▓▓▓▓▓▓
▓▓▒▒░░▒▒░░██░░▒▒▓▓▒▒▒▒░░░░▓▓▒▒██░░▒▒▒▒▒▒▓▓▒▒██░░██▒▒░░▒▒░░▒▒▒▒████▓▓▓▓▓▓▓▓░░▒▒░░░░░░░░░░░░░░▒▒▒▒░░▒▒▒▒  ░░░░▓▓▓▓▓▓▓▓▒▒▒▒░░░░▒▒░░▒▒▓▓▒▒▒▒▒▒▓▓▓▓▒▒▓▓▓▓▓▓▓▓▒▒▒▒▓▓▒▒▒▒▒▒▒▒▒▒▒▒▒▒▒▒▒▒▒▒▒▒▒▒▓▓▓▓▓▓
▓▓██▓▓██▓▓▓▓▓▓████▓▓██▓▓██▓▓██▓▓▓▓▓▓██▓▓████▓▓████████████████▓▓██▓▓▓▓██▓▓░░▒▒░░░░▒▒▒▒▒▒▒▒▒▒▒▒░░░░░░░░  ░░▒▒▓▓▓▓▓▓░░▒▒░░  ░░░░▒▒░░▓▓▒▒▒▒▒▒▓▓▓▓▓▓▓▓▒▒▓▓▒▒▒▒░░▓▓▓▓▓▓▒▒▒▒▒▒▒▒▓▓▓▓▒▒▓▓▒▒▓▓▓▓▓▓▓▓
▓▓██▓▓▒▒▒▒▓▓▓▓▒▒▓▓▓▓▒▒▒▒▓▓▓▓▓▓▓▓▒▒▓▓▒▒▒▒▓▓▓▓██▓▓▓▓▓▓▒▒▒▒▒▒▓▓▓▓▓▓▓▓▓▓▓▓██▓▓░░░░▒▒░░░░▒▒▒▒▒▒▒▒░░▒▒░░  ░░  ▒▒░░▒▒▒▒▓▓▒▒  ▒▒░░░░░░░░░░▒▒▒▒▒▒▓▓▓▓██▓▓▓▓▓▓▓▓▓▓░░▒▒▒▒██▓▓▓▓▒▒░░▒▒▓▓▓▓▓▓▓▓▓▓▓▓▓▓▓▓▓▓
▓▓▓▓▒▒▓▓▒▒██▒▒▒▒▒▒▒▒▒▒▒▒░░▓▓▓▓▒▒▒▒▓▓▓▓▓▓▓▓▓▓██▒▒▓▓▓▓▒▒▒▒▒▒▓▓▒▒████▓▓▓▓▓▓▓▓▒▒▒▒░░▒▒░░░░░░░░░░░░  ░░░░▒▒▒▒▒▒▒▒▒▒▒▒▒▒▒▒  ░░  ░░  ░░▒▒▓▓▓▓▓▓██████▓▓▓▓▓▓▒▒▒▒▒▒▓▓▓▓██▓▓▓▓▒▒▓▓▓▓▓▓▓▓▓▓▓▓▓▓▓▓▓▓▓▓▓▓
▓▓████▓▓██▓▓▓▓██▓▓▓▓████▓▓██▓▓████████▓▓██▓▓████▓▓██▓▓██▓▓▓▓██▓▓▓▓▓▓▓▓▓▓▓▓▒▒▒▒░░░░░░░░░░░░▒▒  ░░▒▒▒▒▒▒▒▒▒▒░░▒▒░░▒▒▒▒▒▒░░▒▒░░  ░░▒▒▓▓▓▓▓▓▓▓██████▓▓▓▓▒▒░░▒▒▓▓████▓▓▓▓▓▓▓▓▓▓▓▓▓▓▓▓▓▓▓▓▓▓▓▓▓▓▓▓
▓▓▒▒▒▒░░░░░░░░▒▒██▓▓▒▒░░▒▒▒▒▒▒██▒▒▒▒▒▒░░  ▒▒░░░░▒▒▓▓▒▒░░▓▓▓▓▓▓▓▓▓▓▓▓▓▓▓▓▓▓░░  ░░░░░░░░░░░░▒▒  ░░░░▒▒▒▒▒▒▒▒░░▒▒▒▒▒▒▒▒▒▒  ░░░░░░░░▒▒▒▒▒▒▒▒▒▒▒▒▓▓░░▒▒▒▒▒▒▓▓▓▓▓▓▓▓████▓▓▓▓▓▓▓▓▓▓▓▓▓▓▓▓▓▓▓▓▓▓▓▓▓▓
▓▓▓▓▓▓▓▓▓▓▓▓▓▓▒▒▓▓▓▓▓▓▒▒▒▒▓▓▓▓██▓▓▓▓▓▓▓▓▓▓▓▓▓▓▓▓▓▓▓▓▓▓▓▓████▓▓▓▓▓▓▓▓▓▓▓▓▓▓░░▒▒▒▒░░░░░░░░░░▒▒▒▒░░░░▒▒▒▒▒▒▒▒▒▒▒▒▓▓▒▒▒▒▒▒▒▒░░░░░░░░▓▓▒▒░░▒▒▒▒▓▓▒▒▒▒▒▒▒▒▓▓▓▓▓▓████▓▓████▓▓▓▓▓▓▓▓▓▓▓▓▓▓▓▓▓▓▓▓▓▓▓▓
▓▓██▓▓████▓▓██████▓▓▓▓██████▓▓▓▓████████▓▓████▓▓████▓▓████▓▓▓▓▓▓▓▓▓▓▓▓▓▓▓▓▒▒▒▒▒▒▒▒░░░░▒▒░░░░░░░░░░▒▒▒▒▒▒▒▒▒▒▒▒▒▒░░░░▒▒▒▒▒▒▒▒▒▒░░▒▒▒▒▒▒▓▓▓▓▓▓▒▒▒▒▒▒▓▓▓▓██▓▓▓▓▓▓████████▓▓▓▓▓▓▓▓▓▓▓▓▓▓▒▒░░▓▓▓▓
▓▓▒▒▒▒░░░░░░▒▒░░▓▓██░░░░░░▒▒▒▒▒▒░░▓▓░░░░▒▒▒▒▓▓▓▓██▓▓▓▓▓▓▓▓▓▓▓▓▓▓▓▓▓▓▓▓▓▓▓▓▓▓▓▓▓▓▓▓▓▓▓▓██▓▓▓▓▓▓▓▓▓▓██▓▓▓▓██▓▓▓▓▓▓▓▓▓▓▓▓▓▓▓▓▓▓██▓▓██                                                        ░░
▓▓▓▓████████▓▓████████▓▓██▓▓██▓▓██▓▓██████████▓▓██▓▓▓▓▓▓▓▓▓▓▓▓▓▓▓▓▓▓▓▓▓▓██████████████████████████████▓▓▓▓████████████████████████                                          ░░▒▒▒▒░░▒▒░░░░▒▒
▓▓▓▓▓▓▓▓▓▓██▓▓▓▓▓▓████▓▓▓▓▓▓▓▓▓▓▓▓▓▓▓▓▓▓██▓▓▓▓▓▓▓▓▓▓▓▓▓▓▓▓▓▓▓▓▓▓▓▓▓▓▓▓▓▓████████████████████████████▓▓▓▓▓▓██████▓▓░░▒▒▒▒██▓▓▓▓░░██                                            ▒▒▒▒▒▒░░▒▒░░▒▒
▓▓▓▓██▓▓▓▓▓▓▓▓▓▓▓▓▓▓▓▓▓▓▓▓▓▓████▓▓▓▓██▓▓▓▓▓▓▓▓▓▓▓▓▓▓▓▓▓▓▓▓▓▓▓▓▓▓▓▓▓▓▓▓▓▓████████████████████████████▓▓▓▓▓▓████████████████████████                                          ░░▒▒▒▒░░      ░░
▓▓██████████▓▓▓▓▓▓████▓▓▓▓▓▓██████████▓▓▓▓▓▓▓▓▓▓▓▓██████████▓▓▓▓▓▓▓▓▓▓▓▓████████████████████████████▓▓▓▓▓▓████████████████████████                                        ░░░░▒▒▒▒▒▒      ░░
▓▓▓▓▓▓▒▒░░▒▒▒▒▒▒▓▓▓▓▒▒▒▒▓▓▓▓██▒▒██▓▓▒▒▓▓██▓▓▒▒▓▓██▓▓▒▒▒▒▒▒▓▓▒▒████▓▓▓▓▓▓████████████████████████████████▓▓████▒▒▓▓████████████████                                      ░░▒▒▒▒▒▒▒▒▒▒      ░░
▓▓▓▓▓▓▓▓▒▒▒▒▒▒▒▒▓▓▓▓▒▒██▓▓▓▓▓▓▒▒██▓▓▓▓▓▓██▒▒▓▓▒▒▓▓▓▓▒▒▒▒▓▓▓▓▓▓██▓▓▓▓▓▓▓▓██████████████████████████▒▒▒▒▒▒▒▒▒▒▓▓▒▒▒▒████████████████                                        ░░▒▒▒▒░░▒▒░░    ░░
▓▓▓▓██████▓▓████████▓▓██▓▓████▓▓▓▓▓▓▓▓████▓▓▓▓▓▓██▓▓██▓▓▓▓▓▓██▓▓▓▓▓▓▓▓▓▓██████████████████████████▒▒▒▒▒▒▒▒▒▒▓▓▒▒▒▒████████████████                  ░░░░                    ░░▒▒░░▒▒▒▒    ░░
▓▓▓▓░░░░▒▒░░░░▓▓▓▓▒▒▒▒░░▒▒░░▒▒░░██▒▒▒▒▒▒▒▒██░░░░▒▒▒▒░░░░░░▒▒░░░░▓▓▓▓▓▓▓▓██████████████████████████▒▒▒▒▒▒▒▒▒▒▒▒▒▒▒▒████████████████                  ▒▒▒▒░░                  ▒▒▒▒▒▒▒▒▒▒    ░░
▓▓▓▓████████████▓▓██████▓▓████▓▓██████████▓▓████▓▓██▓▓▓▓▓▓██████▓▓▓▓▓▓▓▓██████████████████▒▒▒▒▒▒▒▒▒▒▒▒▒▒▒▒▒▒▒▒▓▓██████████████████              ░░░░░░░░░░            ░░▒▒▒▒▒▒▒▒░░▒▒▒▒▒▒░░▒▒
▓▓▓▓▒▒██▒▒▓▓▓▓▓▓▓▓▓▓▓▓▓▓▒▒▓▓▓▓▓▓██▓▓▒▒▒▒▒▒▓▓▓▓▓▓▓▓▓▓██░░▓▓▓▓▓▓██▓▓▓▓▓▓▓▓████████████████████▓▓▒▒▒▒▒▒▒▒▒▒▒▒████████████████████████              ░░░░░░  ▒▒          ░░▒▒▒▒▒▒▒▒▒▒▒▒▒▒░░░░  ░░
▓▓██▓▓▒▒▒▒██░░▒▒▒▒▒▒░░░░▒▒▓▓▓▓▒▒██▒▒▒▒▒▒▓▓▒▒▒▒▒▒██▒▒██▒▒▒▒▒▒▒▒████▓▓▓▓▓▓██████████████▓▓▒▒████▓▓▓▓▓▓▓▓████▓▓▓▓▓▓██████████████████░░░░  ▒▒░░░░    ▒▒░░░░░░░░      ░░░░  ░░  ▒▒▒▒▒▒░░░░▒▒  ░░
▓▓████████████▓▓██████████▓▓▓▓████▓▓████████▓▓▓▓████▓▓██▓▓▓▓████▓▓▓▓▓▓▓▓████████████████▓▓████▓▓▓▓▓▓▓▓▓▓▓▓▓▓▓▓████████████████████    ░░▒▒░░░░░░░░░░░░░░░░░░      ▒▒░░  ░░  ░░▒▒▒▒░░░░░░  ░░
▓▓▓▓▓▓▓▓▓▓▓▓▓▓▓▓▓▓▓▓▓▓▓▓▓▓▓▓▓▓▓▓▓▓▓▓▓▓▓▓▓▓▓▓▓▓▓▓▓▓▓▓▓▓▓▓▓▓▓▓▓▓▓▓▓▓▓▓▓▓▓▓██████████████████████▓▓▓▓▓▓▓▓▓▓▓▓▓▓██████████████████████      ▒▒░░  ░░░░▒▒▒▒░░▒▒▒▒░░░░  ▒▒░░  ░░    ░░▒▒▒▒▒▒▒▒░░▒▒
▓▓▓▓▓▓▓▓▓▓▓▓▓▓▓▓▓▓▓▓▓▓▓▓▓▓▓▓▓▓▓▓▓▓▓▓▓▓▓▓▓▓▓▓▓▓▓▓▓▓▓▓▓▓▓▓▓▓▓▓▓▓▓▓▓▓▓▓▓▓▓▓██████████████████████░░░░▓▓▓▓▓▓▓▓████████████████████████      ▒▒▒▒        ░░░░░░▒▒░░    ▒▒░░  ░░    ░░▒▒▒▒▒▒    ░░
▓▓▓▓▓▓▓▓▓▓▓▓▓▓▓▓▓▓▓▓▓▓▓▓▓▓▓▓▓▓▓▓▓▓▓▓▓▓▓▓▓▓▓▓▓▓▓▓▓▓▓▓▓▓▓▓▓▓▓▓▓▓▓▓▓▓▓▓▓▓▓▓██████████████████████░░▓▓▓▓▓▓▓▓██████████████████████████    ▒▒▓▓░░    ░░  ░░░░        ░░▒▒░░    ▒▒▒▒▒▒▒▒▒▒░░    ░░
▓▓▓▓▓▓▓▓▓▓▓▓▓▓▓▓▓▓▓▓▓▓▓▓▓▓▓▓▓▓▓▓▓▓▓▓▓▓▓▓▓▓▓▓▓▓▓▓▓▓▓▓▓▓▓▓▓▓▓▓▓▓▓▓▓▓▓▓▓▓▓▓██████████████████████░░▓▓▓▓▓▓▓▓██████████████████████████              ░░░░░░░░        ░░▒▒    ░░░░░░▒▒▒▒▒▒░░    ░░
▓▓▓▓▓▓▓▓▓▓▓▓▓▓▓▓▓▓▓▓▓▓▓▓▓▓▓▓▓▓▓▓▓▓▓▓▓▓▓▓▓▓▓▓▓▓▓▓▓▓▓▓▓▓▓▓▓▓▓▓▓▓▓▓▓▓▓▓▓▓▓▓██████████████████████▒▒▒▒▒▒▒▒▒▒▒▒▒▒▓▓████████████████████              ▒▒  ░░░░░░      ░░      ▒▒░░░░▒▒▒▒▒▒▒▒░░░░░░
▓▓▓▓▓▓▓▓▓▓▓▓▓▓▓▓▓▓▓▓▓▓▓▓▓▓▓▓▓▓▓▓▓▓▓▓▓▓▓▓▓▓▓▓▓▓▓▓▓▓▓▓▓▓▓▓▓▓▓▓▓▓▓▓▓▓▓▓▓▓▓▓██████████████████████▓▓▒▒▒▒▒▒▒▒▒▒████████████████████████              ░░░░░░░░░░              ░░░░▒▒▒▒▓▓        ░░
▓▓▓▓▓▓▓▓▓▓▓▓▓▓▓▓▓▓▓▓▓▓▓▓▓▓▓▓▓▓▓▓▓▓▓▓▓▓▓▓▓▓▓▓▓▓▓▓▓▓▓▓▓▓▓▓▓▓▓▓▓▓▓▓▓▓▓▓▓▓▓▓██████████████████████████████████████████████████████████        ░░░░░░░░▒▒░░░░░░            ░░░░▒▒▒▒▓▓▓▓▓▓░░░░░░░░
▓▓▓▓▓▓▓▓▓▓▓▓▓▓▓▓▓▓▓▓▓▓▓▓▓▓▓▓▓▓▓▓▓▓▓▓▓▓▓▓▓▓▓▓▓▓▓▓▓▓▓▓▓▓▓▓▓▓▓▓▓▓▓▓▓▓▓▓▓▓▓▓████████████████████████████████▒▒████████████████████████  ░░  ░░░░░░░░░░░░░░░░░░░░░░░░░░░░░░░░▒▒░░░░▒▒▒▒▒▒▒▒░░░░░░
▓▓▓▓▓▓▓▓▓▓▓▓▓▓▓▓▓▓▓▓▓▓▓▓▓▓▓▓▓▓▓▓▓▓▓▓▓▓▓▓▓▓▓▓▓▓▓▓▓▓▓▓▓▓▓▓▓▓▓▓▓▓▓▓▓▓▓▓▓▓██████████████████████████████████▓▓████████████████████████  ░░░░░░░░░░░░░░░░░░░░░░░░░░  ░░░░░░░░░░░░░░░░░░░░░░░░░░░░
▓▓▓▓▓▓▓▓▓▓▓▓▓▓▓▓▓▓▓▓▓▓▓▓▓▓▓▓▓▓▓▓▓▓▓▓▓▓▓▓▓▓▓▓▓▓▓▓▓▓▓▓▓▓▓▓▓▓▓▓▓▓▓▓▓▓▓▓▓▓████████████████████████████████████████████████████████████░░                                                      ░░
▓▓▓▓▓▓▓▓▓▓▓▓▓▓▓▓▓▓▓▓▓▓▓▓▓▓▓▓▓▓▓▓▓▓▓▓▓▓▓▓▓▓▓▓▓▓▓▓▓▓▓▓▓▓▓▓▓▓▓▓▓▓▓▓▓▓▓▓▓▓▓▓▓▓████████████████████████████████████████████████████████▒▒▒▒▒▒▒▒▒▒▒▒▒▒▒▒▒▒▒▒▒▒▒▒▒▒▒▒▒▒▒▒▒▒▒▒▒▒▒▒▒▒▒▒▒▒▒▒▒▒▒▒▒▒▒▒▒▒
▓▓▓▓▓▓▓▓▓▓██▓▓▓▓▓▓▓▓▓▓▓▓▓▓▓▓▓▓██▓▓▓▓▓▓▓▓▓▓▓▓▓▓▓▓▓▓▓▓▓▓▓▓▓▓▓▓▓▓▓▓▓▓▓▓▓▓▓▓██████████████████████████████▓▓▓▓▓▓▓▓██▓▓██████████▓▓▓▓██▓▓██▓▓▓▓▓▓▓▓██▓▓▓▓██▓▓██▓▓██▓▓▓▓▓▓██▓▓██████████████▓▓▓▓██
▓▓▓▓██░░░░░░▒▒▒▒▒▒▒▒░░░░▒▒▓▓▒▒░░░░░░▓▓░░██▒▒░░░░▒▒▒▒▒▒▒▒▓▓██▓▓▓▓▓▓▓▓▓▓▓▓████▓▓▒▒▒▒██▓▓▒▒▒▒░░░░▓▓▓▓▓▓▓▓▓▓▓▓▓▓▓▓▓▓▓▓▓▓▓▓▓▓▓▓▓▓▓▓▓▓▓▓▓▓▓▓▓▓▓▓▓▓▓▓▓▓▓▓▓▓▓▓▓▓▓▓▓▓▓▓▓▓▓▓▓▓▓▓▓▓▓▓░░